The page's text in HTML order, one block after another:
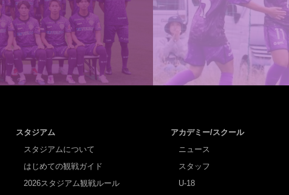
スタジアム
スタジアムについて
はじめての観戦ガイド
2026スタジアム観戦ルール
アカデミー/スクール
ニュース
スタッフ
U-18